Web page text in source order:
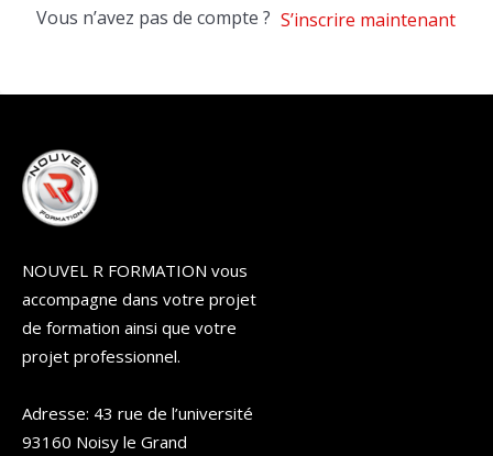
Vous n’avez pas de compte ? S’inscrire maintenant
NOUVEL R FORMATION vous
accompagne dans votre projet
de formation ainsi que votre
projet professionnel.
Adresse: 43 rue de l’université
93160 Noisy le Grand